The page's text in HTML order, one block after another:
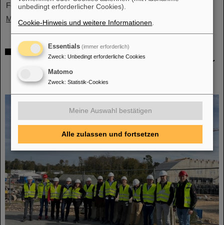
Forschungseinrichtungen und...
Mehr »
Förderung und Erhalt von Technologie-
Knowhow durch FAIR: GE Vernova's Power
Conversion Business und Commonwealth
Fusion Systems besuchen GSI
unbedingt erforderlicher Cookies).
Cookie-Hinweis und weitere Informationen
Essentials (immer erforderlich)
Zweck: Unbedingt erforderliche Cookies
Matomo
Zweck: Statistik-Cookies
Meine Auswahl bestätigen
Alle zulassen und fortsetzen